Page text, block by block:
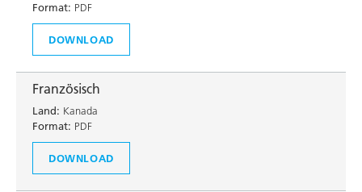
Format: PDF
DOWNLOAD
Französisch
Land: Kanada
Format: PDF
DOWNLOAD